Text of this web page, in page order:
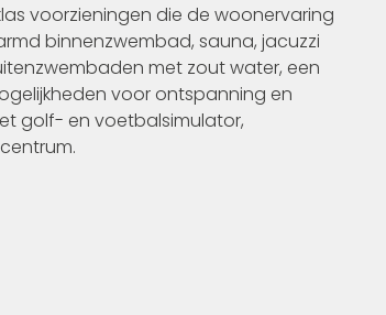
voorzieningen die de woonervaring
binnenzwembad, sauna, jacuzzi
met zout water, een
voor ontspanning en
golf- en voetbalsimulator,